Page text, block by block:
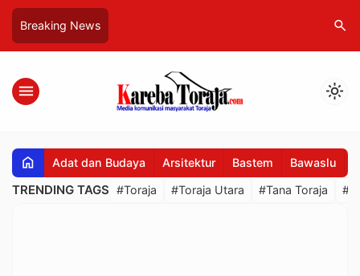
Breaking News search
menu light_mode
home Adat dan Budaya Arsitektur Bastem Bawaslu
TRENDING TAGS #Toraja #Toraja Utara #Tana Toraja